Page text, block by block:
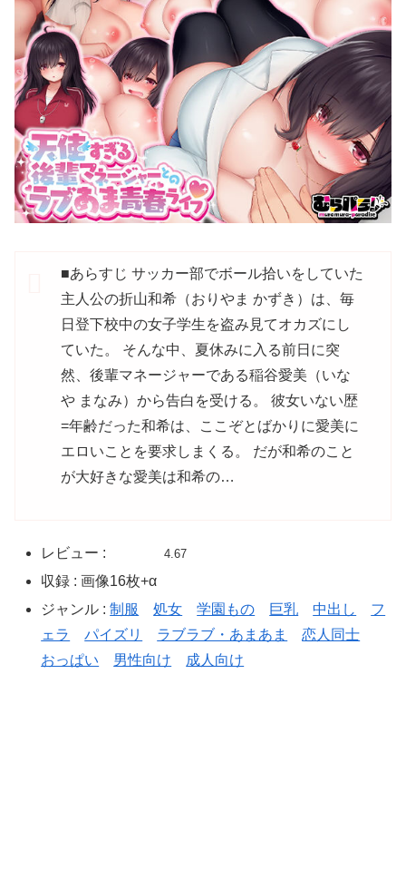
■あらすじ サッカー部でボール拾いをしていた
主人公の折山和希（おりやま かずき）は、毎
日登下校中の女子学生を盗み見てオカズにし
ていた。 そんな中、夏休みに入る前日に突
然、後輩マネージャーである稲谷愛美（いな
や まなみ）から告白を受ける。 彼女いない歴
=年齢だった和希は、ここぞとばかりに愛美に
エロいことを要求しまくる。 だが和希のこと
が大好きな愛美は和希の…
レビュー : 4.67
収録 : 画像16枚+α
ジャンル :制服 処女 学園もの 巨乳 中出し
フ
ェラ
パイズリ ラブラブ・あまあま
恋人同士
おっぱい
男性向け 成人向け